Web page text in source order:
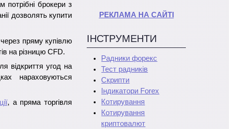
потрібні брокери з
дозволять купити
пряму купівлю
на різницю CFD.
відкриття угод на
нараховуються
, а пряма торгівля
РЕКЛАМА НА САЙТІ
ІНСТРУМЕНТИ
Радники форекс
Тест радників
Скрипти
Індикатори Forex
Котирування
Котирування
криптовалют